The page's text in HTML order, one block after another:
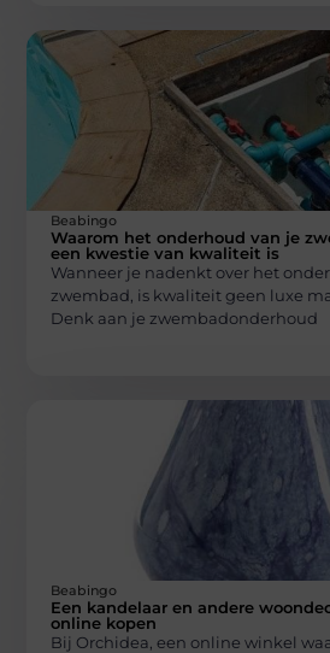
Beabingo
Waarom het onderhoud van je
een kwestie van kwaliteit is
Wanneer je nadenkt over het
zwembad, is kwaliteit geen luxe
Denk aan je zwembadonderhoud
Beabingo
Een kandelaar en andere
online kopen
Bij Orchidea, een online winkel